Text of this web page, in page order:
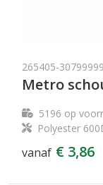
265405-
Metro
5196 op
Polyester
vanaf € 3,86